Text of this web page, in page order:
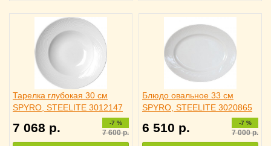
Тарелка глубокая 30 см
SPYRO, STEELITE 3012147
7 068 р. -7 %
7 600р.
Блюдо овальное 33 см
SPYRO, STEELITE 3020865
6 510 р. -7 %
7 000р.